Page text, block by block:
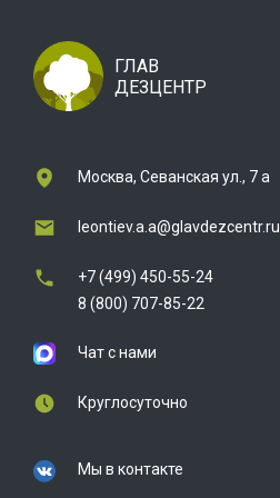
ГЛАВ
ДЕЗЦЕНТР
Москва, Севанская ул., 7 а
leontiev.a.a@glavdezcentr.ru
+7 (499) 450-55-24
8 (800) 707-85-22
Чат с нами
Круглосуточно
Мы в контакте